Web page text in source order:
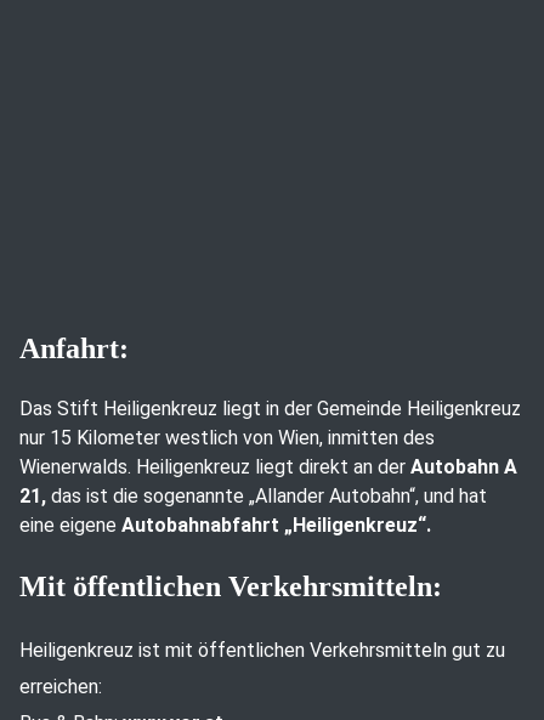
Anfahrt:
Das Stift Heiligenkreuz liegt in der Gemeinde Heiligenkreuz
nur 15 Kilometer westlich von Wien, inmitten des
Wienerwalds. Heiligenkreuz liegt direkt an der Autobahn A
21, das ist die sogenannte „Allander Autobahn“, und hat
eine eigene Autobahnabfahrt „Heiligenkreuz“.
Mit öffentlichen Verkehrsmitteln:
Heiligenkreuz ist mit öffentlichen Verkehrsmitteln gut zu
erreichen: